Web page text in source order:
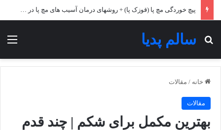
پیچ خوردگی مچ پا (قوزک پا) + روشهای درمان آسیب های مچ پا در خانه!
سالم پدیا
جستجو برای
خانه / مقالات
مقالات
بهترین مکمل برای شکم | چند قدم